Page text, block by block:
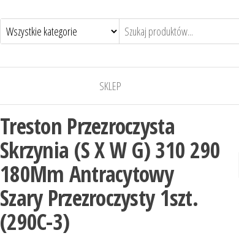
SKLEP
Treston Przezroczysta
Skrzynia (S X W G) 310 290
180Mm Antracytowy
Szary Przezroczysty 1szt.
(290C-3)